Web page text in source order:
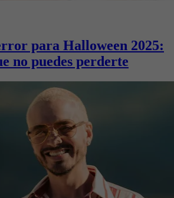
para Halloween 2025:
no puedes perderte